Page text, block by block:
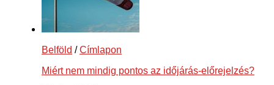
Belföld /Címlapon
Miért nem mindig pontos az időjárás-előrejelzés?